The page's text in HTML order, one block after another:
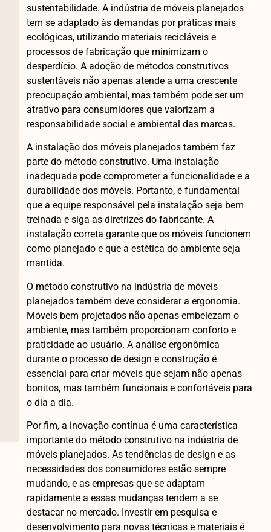
sustentabilidade. A indústria de móveis planejados
tem se adaptado às demandas por práticas mais
ecológicas, utilizando materiais recicláveis e
processos de fabricação que minimizam o
desperdício. A adoção de métodos construtivos
sustentáveis não apenas atende a uma crescente
preocupação ambiental, mas também pode ser um
atrativo para consumidores que valorizam a
responsabilidade social e ambiental das marcas.
A instalação dos móveis planejados também faz
parte do método construtivo. Uma instalação
inadequada pode comprometer a funcionalidade e a
durabilidade dos móveis. Portanto, é fundamental
que a equipe responsável pela instalação seja bem
treinada e siga as diretrizes do fabricante. A
instalação correta garante que os móveis funcionem
como planejado e que a estética do ambiente seja
mantida.
O método construtivo na indústria de móveis
planejados também deve considerar a ergonomia.
Móveis bem projetados não apenas embelezam o
ambiente, mas também proporcionam conforto e
praticidade ao usuário. A análise ergonômica
durante o processo de design e construção é
essencial para criar móveis que sejam não apenas
bonitos, mas também funcionais e confortáveis para
o dia a dia.
Por fim, a inovação contínua é uma característica
importante do método construtivo na indústria de
móveis planejados. As tendências de design e as
necessidades dos consumidores estão sempre
mudando, e as empresas que se adaptam
rapidamente a essas mudanças tendem a se
destacar no mercado. Investir em pesquisa e
desenvolvimento para novas técnicas e materiais é